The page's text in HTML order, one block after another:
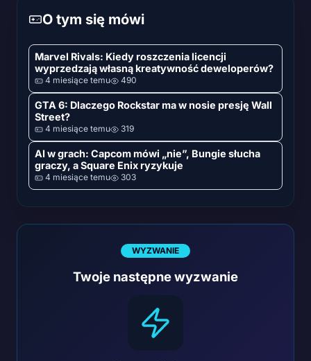
O tym się mówi
Marvel Rivals: Kiedy roszczenia licencji
wyprzedzają własną kreatywność deweloperów?
4 miesiące temu 490
GTA 6: Dlaczego Rockstar ma w nosie presję Wall
Street?
4 miesiące temu 319
AI w grach: Capcom mówi „nie”, Bungie słucha
graczy, a Square Enix ryzykuje
4 miesiące temu 303
WYZWANIE
Twoje następne wyzwanie